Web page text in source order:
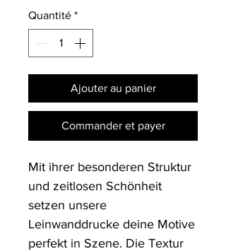
Quantité *
Ajouter au panier
Commander et payer
Mit ihrer besonderen Struktur
und zeitlosen Schönheit
setzen unsere
Leinwanddrucke deine Motive
perfekt in Szene. Die Textur